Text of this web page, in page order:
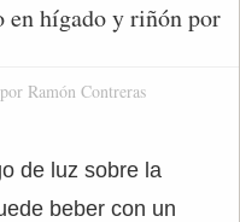
en hígado y riñón por
Ramón Contreras
de luz sobre la
beber con un